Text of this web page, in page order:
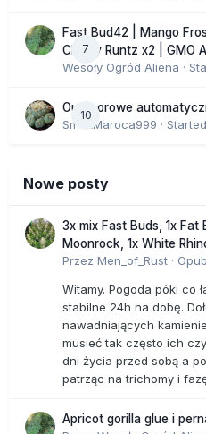
7
Fast Bud42 | Mango
Cherry Runtz x2 | GMO
Wesoły Ogród Aliena ·
10
Outdoorowe
SmakMaroca999 · Started
Nowe posty
3x mix Fast Buds, 1x
Moonrock, 1x White
Przez Men_of_Rust ·
Witamy. Pogoda póki co
stabilne 24h na dobę.
nawadniających
musieć tak często ich
dni życia przed sobą a
patrząc na trichomy i
Apricot gorilla glue i